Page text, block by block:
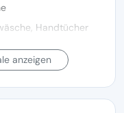
Handtücher
der örtlichen
gewaschen
anzeigen